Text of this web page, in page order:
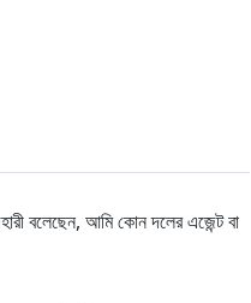
বলেছেন, আমি কোন দলের এজেন্ট বা